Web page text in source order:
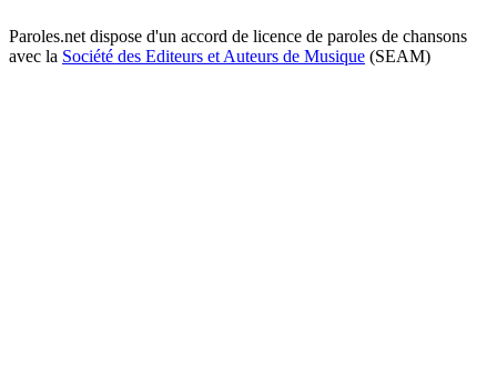
Paroles.net dispose d'un accord de licence de paroles de chansons
avec la Société des Editeurs et Auteurs de Musique (SEAM)